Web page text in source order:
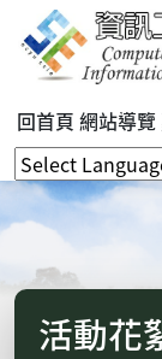
回首頁 網站導覽
活動花